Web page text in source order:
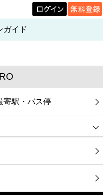
ガイド
寄駅・バス停